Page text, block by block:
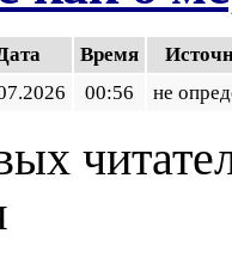
Время
00:56 не